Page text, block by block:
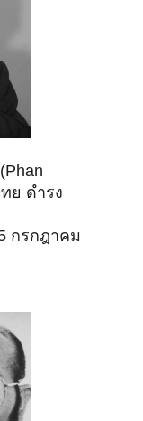
ย ดำรง
กรกฎาคม